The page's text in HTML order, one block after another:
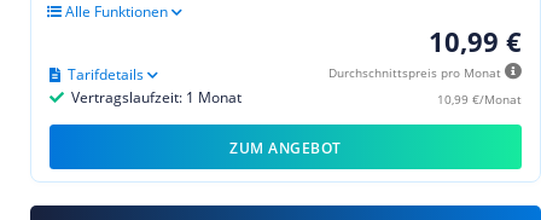
Alle Funktionen
10,99 €
Durchschnittspreis pro Monat
10,99 €/Monat
Vertragslaufzeit: 1 Monat
Tarifdetails
ZUM ANGEBOT